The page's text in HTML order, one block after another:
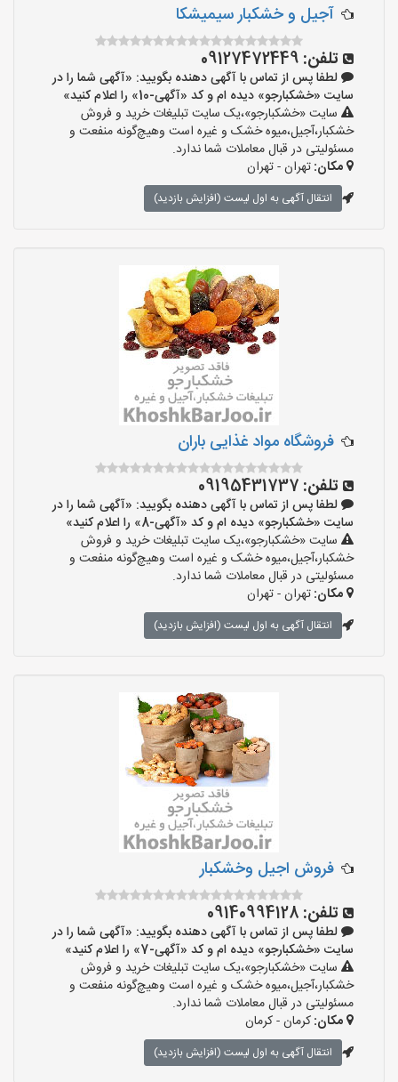
آجیل و خشکبار سیمیشکا
تلفن: 09127472449
لطفا پس از تماس با آگهی دهنده بگویید: «آگهی شما را در
سایت «خشکبارجو» دیده ام و کد «آگهی-10» را اعلام کنید»
سایت «خشکبارجو»،یک سایت تبلیغات خرید و فروش
خشکبار،آجیل،میوه خشک و غیره است وهیچ‌گونه منفعت و
مسئولیتی در قبال معاملات شما ندارد.
مکان:تهران - تهران
انتقال آگهی به اول لیست (افزایش بازدید)
فروشگاه مواد غذایی باران
تلفن: 09195431737
لطفا پس از تماس با آگهی دهنده بگویید: «آگهی شما را در
سایت «خشکبارجو» دیده ام و کد «آگهی-8» را اعلام کنید»
سایت «خشکبارجو»،یک سایت تبلیغات خرید و فروش
خشکبار،آجیل،میوه خشک و غیره است وهیچ‌گونه منفعت و
مسئولیتی در قبال معاملات شما ندارد.
مکان:تهران - تهران
انتقال آگهی به اول لیست (افزایش بازدید)
فروش اجیل وخشکبار
تلفن: 09140994128
لطفا پس از تماس با آگهی دهنده بگویید: «آگهی شما را در
سایت «خشکبارجو» دیده ام و کد «آگهی-7» را اعلام کنید»
سایت «خشکبارجو»،یک سایت تبلیغات خرید و فروش
خشکبار،آجیل،میوه خشک و غیره است وهیچ‌گونه منفعت و
مسئولیتی در قبال معاملات شما ندارد.
مکان:کرمان - کرمان
انتقال آگهی به اول لیست (افزایش بازدید)